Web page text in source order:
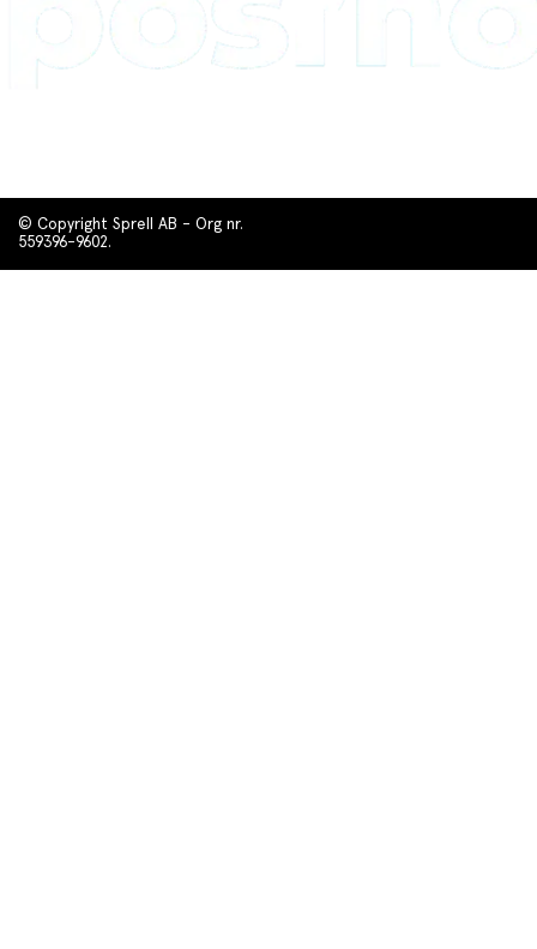
© Copyright Sprell AB - Org nr.
559396-9602.